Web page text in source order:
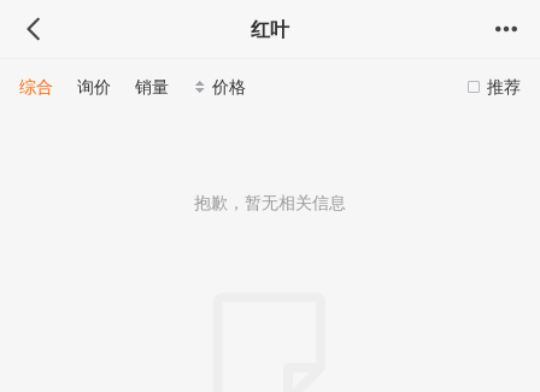
红叶
推荐
综合 询价 销量 价格
抱歉，暂无相关信息